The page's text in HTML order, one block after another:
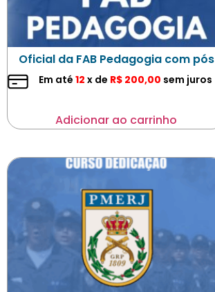
Oficial da FAB Pedagogia com pós
Em até 12 x de R$ 200,00 sem juros
Adicionar ao carrinho